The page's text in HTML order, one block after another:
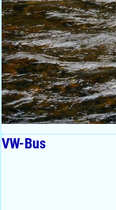
VW-Bus